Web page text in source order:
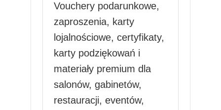
Vouchery podarunkowe,
zaproszenia, karty
lojalnościowe, certyfikaty,
karty podziękowań i
materiały premium dla
salonów, gabinetów,
restauracji, eventów,